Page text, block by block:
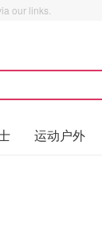
our links.
运动户外